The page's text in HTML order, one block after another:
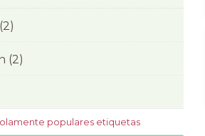
(2)
populares etiquetas